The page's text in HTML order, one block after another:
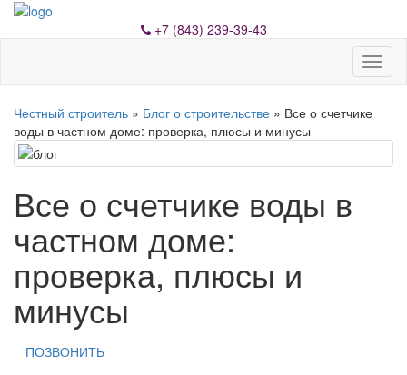
+7 (843) 239-39-43
Честный строитель » Блог о строительстве » Все о счетчике
воды в частном доме: проверка, плюсы и минусы
Все о счетчике воды в
частном доме:
проверка, плюсы и
минусы
ПОЗВОНИТЬ